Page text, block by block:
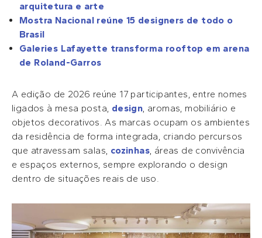
arquitetura e arte
Mostra Nacional reúne 15 designers de todo o
Brasil
Galeries Lafayette transforma rooftop em arena
de Roland-Garros
A edição de 2026 reúne 17 participantes, entre nomes
ligados à mesa posta, design, aromas, mobiliário e
objetos decorativos. As marcas ocupam os ambientes
da residência de forma integrada, criando percursos
que atravessam salas, cozinhas, áreas de convivência
e espaços externos, sempre explorando o design
dentro de situações reais de uso.